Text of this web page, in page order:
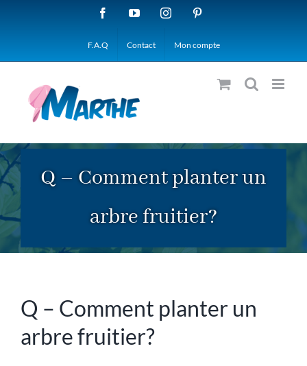
FacebookYouTubeInstagram
F.A.Q Contact Mon compte
Q – Comment planter un
arbre fruitier?
Q – Comment planter un
arbre fruitier?